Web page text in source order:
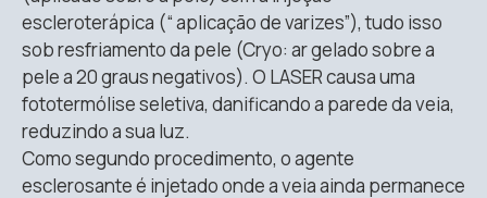
escleroterápica (“ aplicação de varizes”), tudo isso
sob resfriamento da pele (Cryo: ar gelado sobre a
pele a 20 graus negativos). O LASER causa uma
fototermólise seletiva, danificando a parede da veia,
reduzindo a sua luz.
Como segundo procedimento, o agente
esclerosante é injetado onde a veia ainda permanece